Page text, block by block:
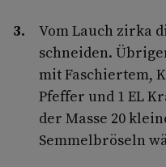
Vom Lauch zirka
schneiden.
mit Faschiertem,
Pfeffer und 1 EL
der Masse 20
Semmelbröseln